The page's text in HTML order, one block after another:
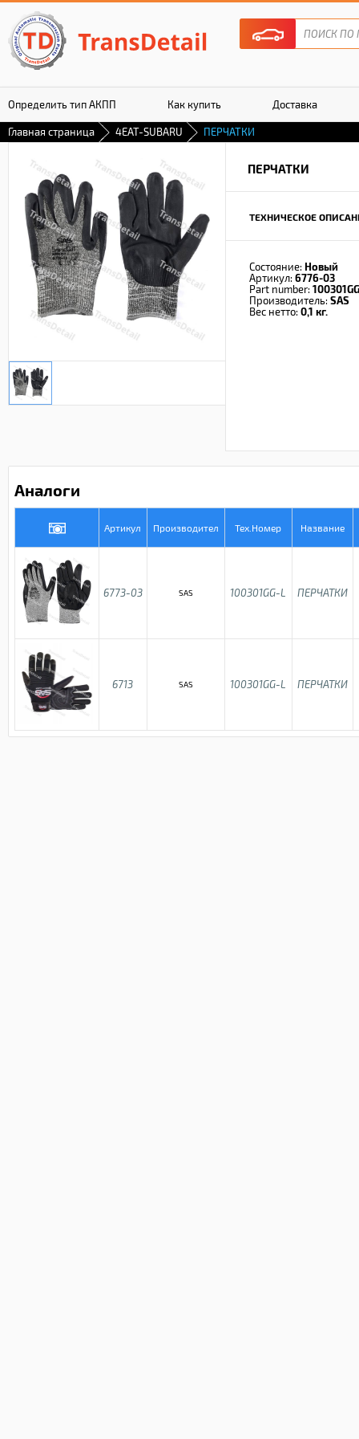
Определить тип АКПП Как купить Доставка
Гарантия
Главная страница 4EAT-SUBARU ПЕРЧАТКИ
ПЕРЧАТКИ
ТЕХНИЧЕСКОЕ
Состояние: Новый
Артикул: 6776-03
Part number:
Производитель: SAS
Вес нетто: 0,1 кг.
Аналоги
Артикул Производител Тех.Номер Название
6773-03 SAS 100301GG-L ПЕРЧАТКИ
6713 SAS 100301GG-L ПЕРЧАТКИ